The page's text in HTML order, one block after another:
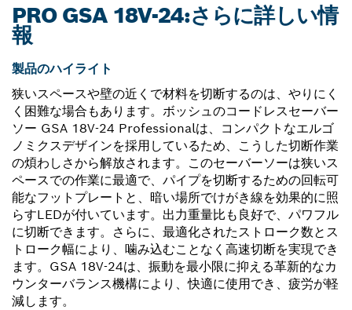
PRO GSA 18V-24:さらに詳しい情
報
製品のハイライト
狭いスペースや壁の近くで材料を切断するのは、やりにく
く困難な場合もあります。ボッシュのコードレスセーバー
ソー GSA 18V-24 Professionalは、コンパクトなエルゴ
ノミクスデザインを採用しているため、こうした切断作業
の煩わしさから解放されます。このセーバーソーは狭いス
ペースでの作業に最適で、パイプを切断するための回転可
能なフットプレートと、暗い場所でけがき線を効果的に照
らすLEDが付いています。出力重量比も良好で、パワフル
に切断できます。さらに、最適化されたストローク数とス
トローク幅により、噛み込むことなく高速切断を実現でき
ます。GSA 18V-24は、振動を最小限に抑える革新的なカ
ウンターバランス機構により、快適に使用でき、疲労が軽
減します。